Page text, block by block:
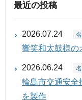
最近の投稿
2026.07.24
響笑和太鼓様の
2026.06.24
輪島市交通安全
を製作